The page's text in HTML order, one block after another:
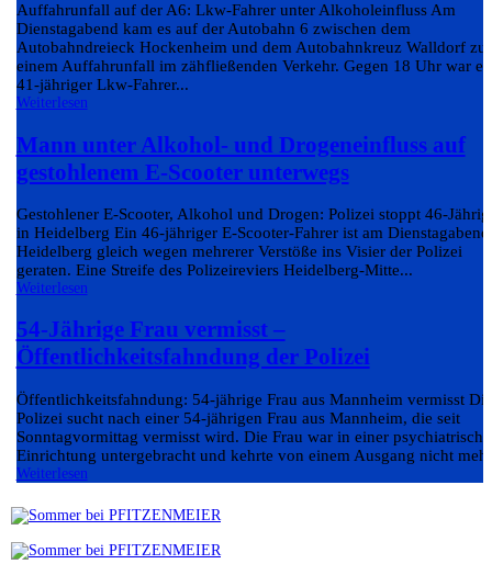
Auffahrunfall auf der A6: Lkw-Fahrer unter Alkoholeinfluss Am
Dienstagabend kam es auf der Autobahn 6 zwischen dem
Autobahndreieck Hockenheim und dem Autobahnkreuz Walldorf zu
einem Auffahrunfall im zähfließenden Verkehr. Gegen 18 Uhr war
41-jähriger Lkw-Fahrer...
Weiterlesen
Mann unter Alkohol- und Drogeneinfluss auf
gestohlenem E-Scooter unterwegs
Gestohlener E-Scooter, Alkohol und Drogen: Polizei stoppt 46-
in Heidelberg Ein 46-jähriger E-Scooter-Fahrer ist am
Heidelberg gleich wegen mehrerer Verstöße ins Visier der Polizei
geraten. Eine Streife des Polizeireviers Heidelberg-Mitte...
Weiterlesen
54-Jährige Frau vermisst –
Öffentlichkeitsfahndung der Polizei
Öffentlichkeitsfahndung: 54-jährige Frau aus Mannheim vermisst Die
Polizei sucht nach einer 54-jährigen Frau aus Mannheim, die seit
Sonntagvormittag vermisst wird. Die Frau war in einer
Einrichtung untergebracht und kehrte von einem Ausgang nicht
Weiterlesen